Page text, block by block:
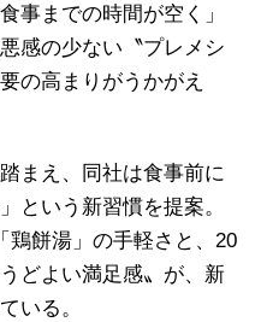
事までの時間が空く」
感の少ない〝プレメシ
の高まりがうかがえ
まえ、同社は食事前に
という新習慣を提案。
鶏餅湯」の手軽さと、20
どよい満足感〟が、新
いる。